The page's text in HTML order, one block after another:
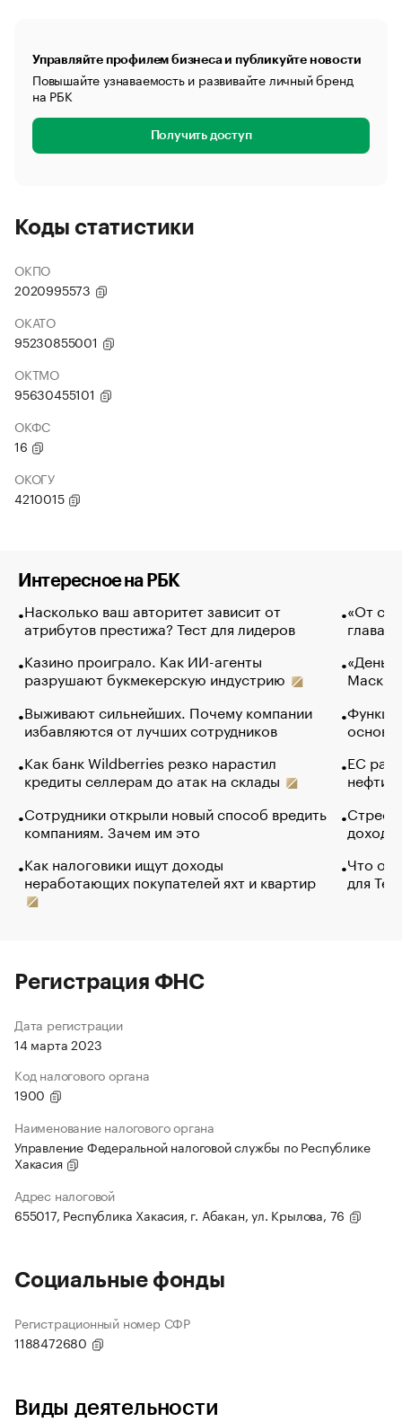
Управляйте профилем бизнеса и публикуйте новости
Повышайте узнаваемость и развивайте личный бренд
на РБК
Получить доступ
Коды статистики
ОКПО
2020995573
ОКАТО
95230855001
ОКТМО
95630455101
ОКФС
16
ОКОГУ
4210015
Интересное на РБК
Насколько ваш авторитет зависит от
атрибутов престижа? Тест для лидеров
Казино проиграло. Как ИИ-агенты
разрушают букмекерскую индустрию
Выживают сильнейших. Почему компании
избавляются от лучших сотрудников
Как банк Wildberries резко нарастил
кредиты селлерам до атак на склады
Сотрудники открыли новый способ вредить
компаниям. Зачем им это
Как налоговики ищут доходы
неработающих покупателей яхт и квартир
«От
глава
Маск в
основ
ЕС
нефти
Что
для
Регистрация ФНС
Дата регистрации
14 марта 2023
Код налогового органа
1900
Наименование налогового органа
Управление Федеральной налоговой службы по Республике
Хакасия
Адрес налоговой
655017, Республика Хакасия, г. Абакан, ул. Крылова, 76
Социальные фонды
Регистрационный номер СФР
1188472680
Виды деятельности